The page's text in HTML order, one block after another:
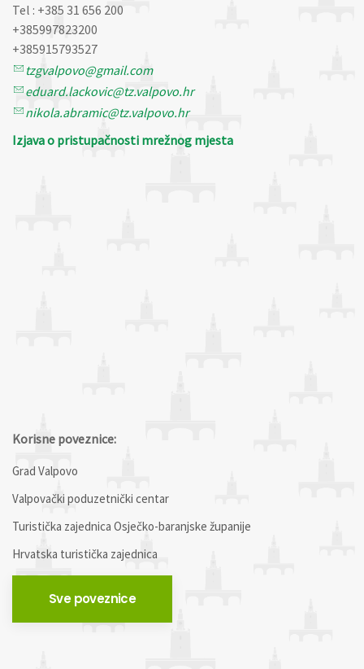
Tel : +385 31 656 200
+385997823200
+385915793527
tzgvalpovo@gmail.com
eduard.lackovic@tz.valpovo.hr
nikola.abramic@tz.valpovo.hr
Izjava o pristupačnosti mrežnog mjesta
Korisne poveznice:
Grad Valpovo
Valpovački poduzetnički centar
Turistička zajednica Osječko-baranjske županije
Hrvatska turistička zajednica
Sve poveznice